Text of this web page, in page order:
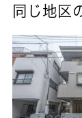
同じ地区